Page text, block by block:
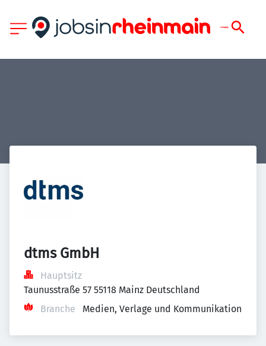
dtms GmbH
Hauptsitz
Taunusstraße 57 55118 Mainz Deutschland
Branche
Medien, Verlage und Kommunikation